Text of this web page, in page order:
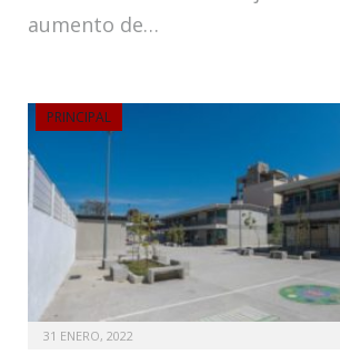
aumento de…
PRINCIPAL
31 ENERO, 2022